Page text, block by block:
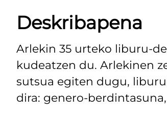
Deskribapena
Arlekin 35 urteko liburu-
kudeatzen du. Arlekinen
sutsua egiten dugu,
dira: genero-